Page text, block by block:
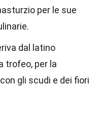
per le sue
dal latino
trofeo, per la
gli scudi e dei fiori